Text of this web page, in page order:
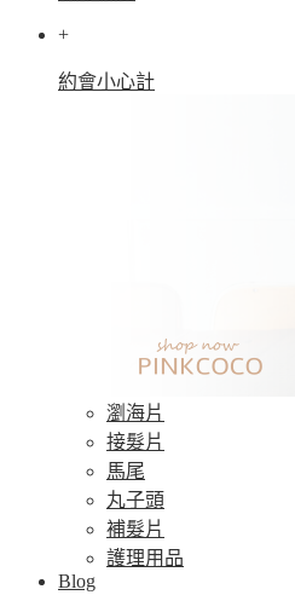
+
約會小心計
瀏海片
接髮片
馬尾
丸子頭
補髮片
護理用品
Blog